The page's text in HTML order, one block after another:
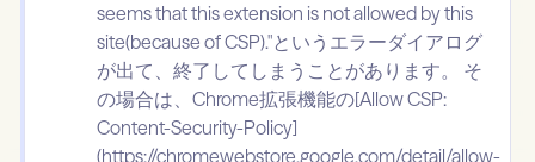
seems that this extension is not allowed by this
site(because of CSP)."というエラーダイアログ
が出て、終了してしまうことがあります。 そ
の場合は、Chrome拡張機能の[Allow CSP:
Content-Security-Policy]
(https://chromewebstore.google.com/detail/allow-